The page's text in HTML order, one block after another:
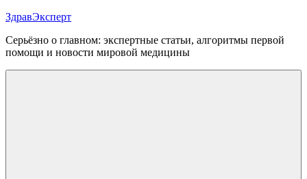
Перейти
содержимому
ЗдравЭксперт
Серьёзно о главном: экспертные статьи, алгоритмы первой
помощи и новости мировой медицины